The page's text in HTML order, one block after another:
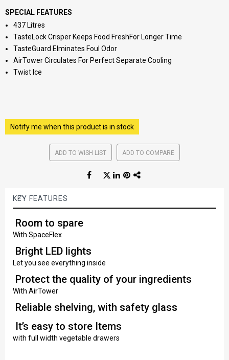
SPECIAL FEATURES
437 Litres
TasteLock Crisper Keeps Food FreshFor Longer Time
TasteGuard Elminates Foul Odor
AirTower Circulates For Perfect Separate Cooling
Twist Ice
Notify me when this product is in stock
ADD TO WISH LIST ADD TO COMPARE
KEY FEATURES
Room to spare
With SpaceFlex
Bright LED lights
Let you see everything inside
Protect the quality of your ingredients
With AirTower
Reliable shelving, with safety glass
It’s easy to store Items
with full width vegetable drawers